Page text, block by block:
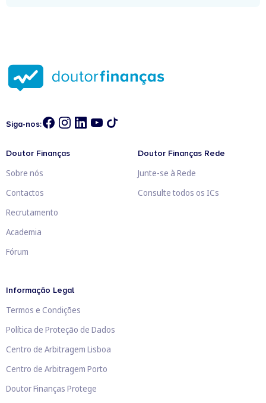
Siga-nos:
Doutor Finanças
Sobre nós
Contactos
Recrutamento
Academia
Fórum
Doutor Finanças Rede
Junte-se à Rede
Consulte todos os ICs
Informação Legal
Termos e Condições
Política de Proteção de Dados
Centro de Arbitragem Lisboa
Centro de Arbitragem Porto
Doutor Finanças Protege